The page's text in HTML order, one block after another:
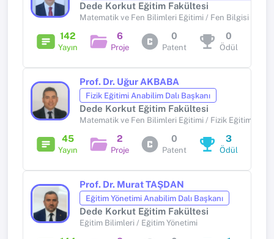
Dede Korkut Eğitim Fakültesi
Matematik ve Fen Bilimleri Eğitimi / Fen Bilgisi
142
Yayın
6
Proje
0
Patent
0
Ödül
Prof. Dr. Uğur AKBABA
Fizik Eğitimi Anabilim Dalı Başkanı
Dede Korkut Eğitim Fakültesi
Matematik ve Fen Bilimleri Eğitimi / Fizik Eğitimi
45
Yayın
2
Proje
0
Patent
3
Ödül
Prof. Dr. Murat TAŞDAN
Eğitim Yönetimi Anabilim Dalı Başkanı
Dede Korkut Eğitim Fakültesi
Eğitim Bilimleri / Eğitim Yönetimi